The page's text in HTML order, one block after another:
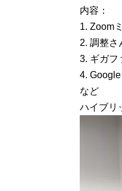
内容：
1. Zoom
2. 調整さ
3. ギガフ
4.
など
ハイブリ